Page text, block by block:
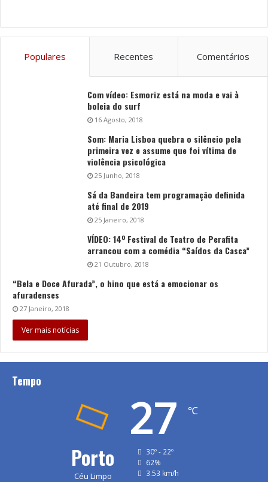
Populares Recentes Comentários
Com vídeo: Esmoriz está na moda e vai à
boleia do surf
16 Agosto, 2018
Som: Maria Lisboa quebra o silêncio pela
primeira vez e assume que foi vítima de
violência psicológica
25 Junho, 2018
Sá da Bandeira tem programação definida
até final de 2019
25 Janeiro, 2018
VÍDEO: 14º Festival de Teatro de Perafita
arrancou com a comédia “Saídos da Casca”
21 Outubro, 2018
“Bela e Doce Afurada”, o hino que está a emocionar os
afuradenses
27 Janeiro, 2018
Ver mais notícias
Tempo
Porto
Céu Limpo
27 ℃
30º - 22º
62%
3.53 km/h